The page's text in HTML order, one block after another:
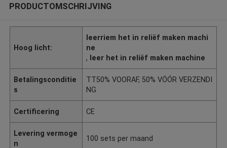
PRODUCTOMSCHRIJVING
Hoog licht:
leerriem het in reliëf maken machi
ne
, leer het in reliëf maken machine
Betalingsconditie
s
TT50% VOORAF, 50% VÓÓR VERZENDI
NG
Certificering CE
Levering vermoge
n
100 sets per maand